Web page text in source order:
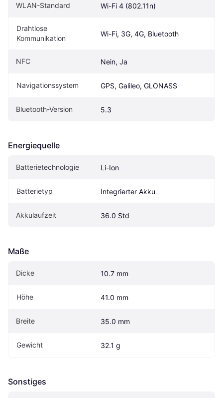
WLAN-Standard Wi-Fi 4 (802.11n)
Drahtlose
Kommunikation
Wi-Fi, 3G, 4G, Bluetooth
NFC Nein, Ja
Navigationssystem GPS, Galileo, GLONASS
Bluetooth-Version 5.3
Energiequelle
Batterietechnologie Li-Ion
Batterietyp Integrierter Akku
Akkulaufzeit 36.0 Std
Maße
Dicke 10.7 mm
Höhe 41.0 mm
Breite 35.0 mm
Gewicht 32.1 g
Sonstiges